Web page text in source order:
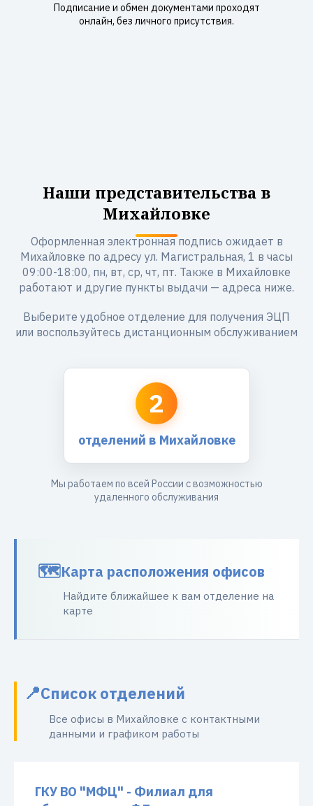
Подписание и обмен документами проходят
онлайн, без личного присутствия.
Наши представительства в
Михайловке
Оформленная электронная подпись ожидает в
Михайловке по адресу ул. Магистральная, 1 в часы
09:00-18:00, пн, вт, ср, чт, пт. Также в Михайловке
работают и другие пункты выдачи — адреса ниже.
Выберите удобное отделение для получения ЭЦП
или воспользуйтесь дистанционным обслуживанием
2
отделений в Михайловке
Мы работаем по всей России с возможностью
удаленного обслуживания
Карта расположения офисов
Найдите ближайшее к вам отделение на
карте
Список отделений
Все офисы в Михайловке с контактными
данными и графиком работы
ГКУ ВО "МФЦ" - Филиал для